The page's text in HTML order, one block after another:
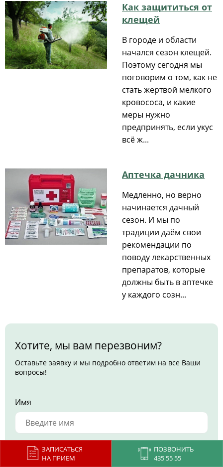
ЗАПИСАТЬСЯ
НА ПРИЕМ
ПОЗВОНИТЬ
435 55 55
Как защититься от
клещей
В городе и области
начался сезон клещей.
Поэтому сегодня мы
поговорим о том, как не
стать жертвой мелкого
кровососа, и какие
меры нужно
предпринять, если укус
всё ж...
Аптечка дачника
Медленно, но верно
начинается дачный
сезон. И мы по
традиции даём свои
рекомендации по
поводу лекарственных
препаратов, которые
должны быть в аптечке
у каждого созн...
Хотите, мы вам перезвоним?
Оставьте заявку и мы подробно ответим на все Ваши
вопросы!
Имя
Телефон *